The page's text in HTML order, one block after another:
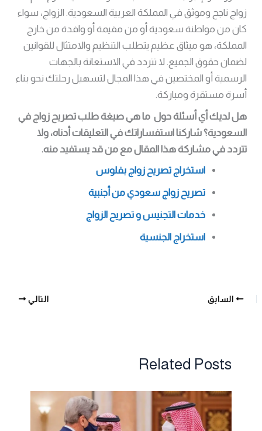
زواج ناجح وموثق في المملكة العربية السعودية. الزواج، سواء
كان من مواطنة سعودية أو من مقيمة أو وافدة من خارج
المملكة، هو ميثاق عظيم يتطلب التنظيم والامتثال للقوانين
لضمان حقوق الجميع. لا تتردد في الاستعانة بالجهات
الرسمية أو المختصين في هذا المجال لتسهيل رحلتك نحو بناء
أسرة مستقرة ومباركة.
هل لديك أي أسئلة حول ما هي صيغة طلب تصريح زواج في
السعودية؟ شاركنا استفساراتك في التعليقات أدناه، ولا
تتردد في مشاركة هذا المقال مع من قد يستفيد منه.
استخراج تصريح زواج بفلوس
تصريح زواج سعودي من أجنبية
خدمات التجنيس و تصريح الزواج
استخراج الجنسية
السابق التالي
Related Posts